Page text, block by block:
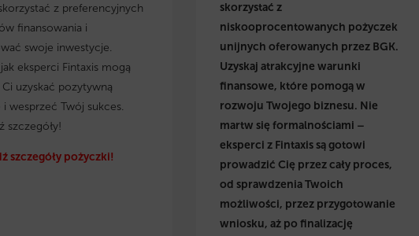
z preferencyjnych
finansowania i
swoje inwestycje.
eksperci Fintaxis mogą
uzyskać pozytywną
i wesprzeć Twój sukces.
szczegóły!
szczegóły pożyczki!
skorzystać z
niskooprocentowanych pożyczek
unijnych oferowanych przez BGK.
Uzyskaj atrakcyjne warunki
finansowe, które pomogą w
rozwoju Twojego biznesu. Nie
martw się formalnościami –
eksperci z Fintaxis są gotowi
prowadzić Cię przez cały proces,
od sprawdzenia Twoich
możliwości, przez przygotowanie
wniosku, aż po finalizację